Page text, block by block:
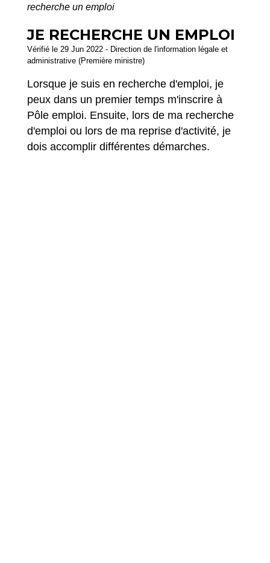
recherche un emploi
JE RECHERCHE UN EMPLOI
Vérifié le 29 Jun 2022 - Direction de l'information légale et
administrative (Première ministre)
Lorsque je suis en recherche d'emploi, je
peux dans un premier temps m'inscrire à
Pôle emploi. Ensuite, lors de ma recherche
d'emploi ou lors de ma reprise d'activité, je
dois accomplir différentes démarches.